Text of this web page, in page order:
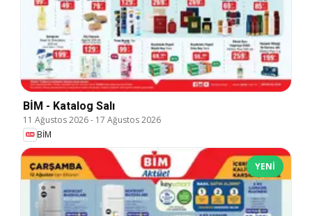
BİM - Katalog Salı
11 Ağustos 2026- 17 Ağustos 2026
BİM
YENI